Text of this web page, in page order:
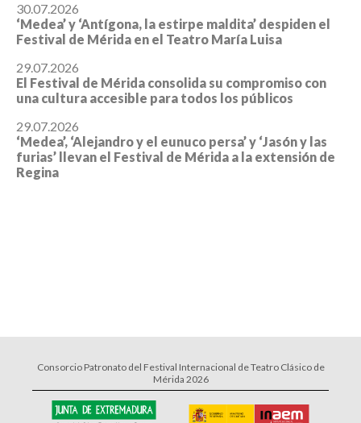
30.07.2026
‘Medea’ y ‘Antígona, la estirpe maldita’ despiden el
Festival de Mérida en el Teatro María Luisa
29.07.2026
El Festival de Mérida consolida su compromiso con
una cultura accesible para todos los públicos
29.07.2026
‘Medea’, ‘Alejandro y el eunuco persa’ y ‘Jasón y las
furias’ llevan el Festival de Mérida a la extensión de
Regina
Consorcio Patronato del Festival Internacional de Teatro Clásico de
Mérida 2026